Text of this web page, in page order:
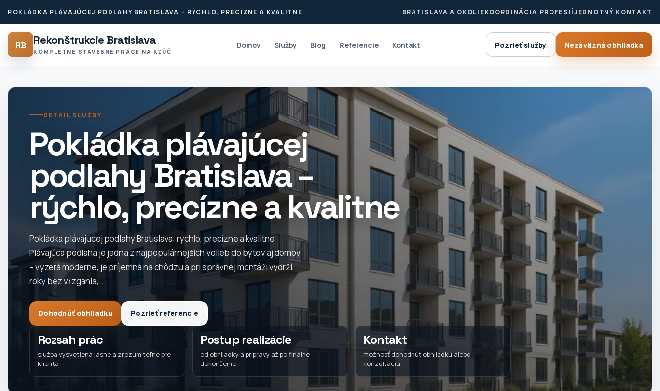
POKLÁDKA PLÁVAJÚCEJ PODLAHY BRATISLAVA – RÝCHLO, PRECÍZNE A KVALITNE BRATISLAVA A OKOLIEKOORDINÁCIA PROFESIÍJEDNOTNÝ KONTAKT
RB Rekonštrukcie Bratislava
KOMPLETNÉ STAVEBNÉ PRÁCE NA KĽÚČ
Domov Služby Blog Referencie Kontakt Pozrieť služby Nezáväzná obhliadka
DETAIL SLUŽBY
Pokládka plávajúcej
podlahy Bratislava –
rýchlo, precízne a kvalitne
Pokládka plávajúcej podlahy Bratislava: rýchlo, precízne a kvalitne
Plávajúca podlaha je jedna z najpopulárnejších volieb do bytov aj domov
– vyzerá moderne, je príjemná na chôdzu a pri správnej montáži vydrží
roky bez vŕzgania,...
Dohodnúť obhliadku Pozrieť referencie
Rozsah prác
služba vysvetlená jasne a zrozumiteľne pre
klienta
Postup realizácie
od obhliadky a prípravy až po finálne
dokončenie
Kontakt
možnosť dohodnúť obhliadku alebo
konzultáciu